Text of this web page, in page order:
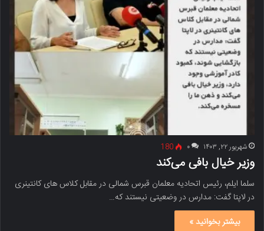
شهریور ۲۲, ۱۴۰۳ ۰ 180
وزیر خیال بافی می‌کند
سلما ایلم، رئیس اتحادیه معلمان قبرس شمالی در مقابل کلاس های کانتینری
در لاپتا گفت: مدارس در وضعیتی نیستند که…
بیشتر بخوانید »